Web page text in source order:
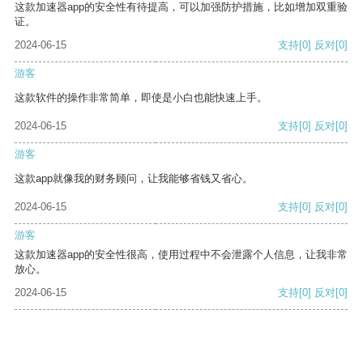
这款加速器app的安全性有待提高，可以加强防护措施，比如增加双重验
证。
2024-06-15
支持[0] 反对[0]
游客
这款软件的操作非常简单，即使是小白也能快速上手。
2024-06-15 支持[0] 反对[0]
游客
这款app就像我的财务顾问，让我能够省钱又省心。
2024-06-15 支持[0] 反对[0]
游客
这款加速器app的安全性很高，使用过程中不会泄露个人信息，让我非常
放心。
2024-06-15
支持[0] 反对[0]